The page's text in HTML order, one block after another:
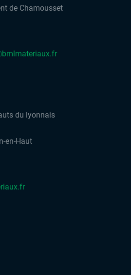
de Chamousset
du lyonnais
en-Haut